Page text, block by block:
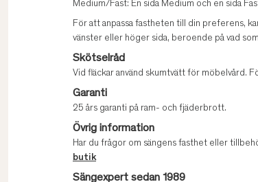
Medium/Fast: En sida Medium och en sida
För att anpassa fastheten till din preferens,
vänster eller höger sida, beroende på vad
Skötselråd
Vid fläckar använd skumtvätt för möbelvård.
Garanti
25 års garanti på ram- och fjäderbrott.
Övrig information
Har du frågor om sängens fasthet eller
butik
Sängexpert sedan 1989